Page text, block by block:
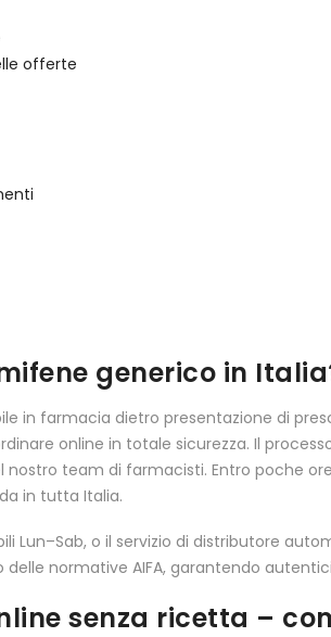
offerte
generico in
in farmacia dietro presentazione di
online in totale sicurezza. Il
nostro team di farmacisti. Entro poche
in tutta Italia.
Lun–Sab, o il servizio di distributore
normative AIFA, garantendo
senza ricetta –